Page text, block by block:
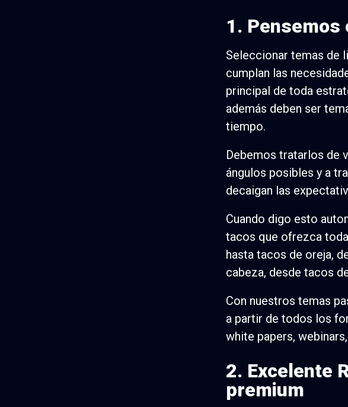
1.
Seleccionar temas de
cumplan las
principal de toda
además deben ser
tiempo.
Debemos tratarlos de
ángulos posibles y a
decaigan las
Cuando digo esto
tacos que ofrezca
hasta tacos de oreja,
cabeza, desde tacos
Con nuestros temas
a partir de todos los
white papers,
2. Excelente
premium